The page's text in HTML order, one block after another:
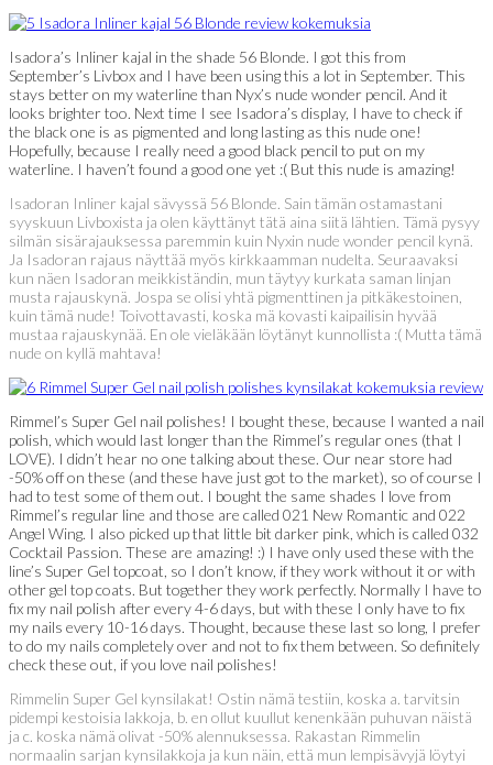
Isadora’s Inliner kajal in the shade 56 Blonde. I got this from
September’s Livbox and I have been using this a lot in September. This
stays better on my waterline than Nyx’s nude wonder pencil. And it
looks brighter too. Next time I see Isadora’s display, I have to check if
the black one is as pigmented and long lasting as this nude one!
Hopefully, because I really need a good black pencil to put on my
waterline. I haven’t found a good one yet :( But this nude is amazing!
Isadoran Inliner kajal sävyssä 56 Blonde. Sain tämän ostamastani
syyskuun Livboxista ja olen käyttänyt tätä aina siitä lähtien. Tämä pysyy
silmän sisärajauksessa paremmin kuin Nyxin nude wonder pencil kynä.
Ja Isadoran rajaus näyttää myös kirkkaamman nudelta. Seuraavaksi
kun näen Isadoran meikkiständin, mun täytyy kurkata saman linjan
musta rajauskynä. Jospa se olisi yhtä pigmenttinen ja pitkäkestoinen,
kuin tämä nude! Toivottavasti, koska mä kovasti kaipailisin hyvää
mustaa rajauskynää. En ole vieläkään löytänyt kunnollista :( Mutta tämä
nude on kyllä mahtava!
Rimmel’s Super Gel nail polishes! I bought these, because I wanted a nail
polish, which would last longer than the Rimmel’s regular ones (that I
LOVE). I didn’t hear no one talking about these. Our near store had
-50% off on these (and these have just got to the market), so of course I
had to test some of them out. I bought the same shades I love from
Rimmel’s regular line and those are called 021 New Romantic and 022
Angel Wing. I also picked up that little bit darker pink, which is called 032
Cocktail Passion. These are amazing! :) I have only used these with the
line’s Super Gel topcoat, so I don’t know, if they work without it or with
other gel top coats. But together they work perfectly. Normally I have to
fix my nail polish after every 4-6 days, but with these I only have to fix
my nails every 10-16 days. Thought, because these last so long, I prefer
to do my nails completely over and not to fix them between. So definitely
check these out, if you love nail polishes!
Rimmelin Super Gel kynsilakat! Ostin nämä testiin, koska a. tarvitsin
pidempi kestoisia lakkoja, b. en ollut kuullut kenenkään puhuvan näistä
ja c. koska nämä olivat -50% alennuksessa. Rakastan Rimmelin
normaalin sarjan kynsilakkoja ja kun näin, että mun lempisävyjä löytyi